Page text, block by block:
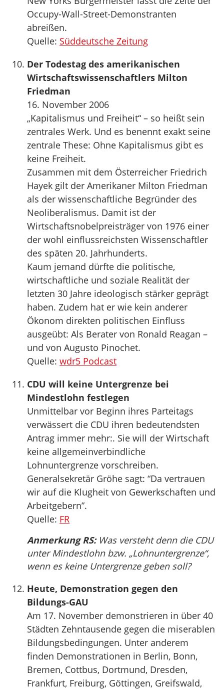
Occupy-Wall-Street-Demonstranten
abreißen.
Quelle: Süddeutsche Zeitung
Der Todestag des amerikanischen
Wirtschaftswissenschaftlers Milton
Friedman
16. November 2006
„Kapitalismus und Freiheit“ – so heißt sein
zentrales Werk. Und es benennt exakt seine
zentrale These: Ohne Kapitalismus gibt es
keine Freiheit.
Zusammen mit dem Österreicher Friedrich
Hayek gilt der Amerikaner Milton Friedman
als der wissenschaftliche Begründer des
Neoliberalismus. Damit ist der
Wirtschaftsnobelpreisträger von 1976 einer
der wohl einflussreichsten Wissenschaftler
des späten 20. Jahrhunderts.
Kaum jemand dürfte die politische,
wirtschaftliche und soziale Realität der
letzten 30 Jahre ideologisch stärker geprägt
haben. Zudem hat er wie kein anderer
Ökonom direkten politischen Einfluss
ausgeübt: Als Berater von Ronald Reagan –
und von Augusto Pinochet.
Quelle: wdr5 Podcast
CDU will keine Untergrenze bei
Mindestlohn festlegen
Unmittelbar vor Beginn ihres Parteitags
verwässert die CDU ihren bedeutendsten
Antrag immer mehr:. Sie will der Wirtschaft
keine allgemeinverbindliche
Lohnuntergrenze vorschreiben.
Generalsekretär Gröhe sagt: “Da vertrauen
wir auf die Klugheit von Gewerkschaften und
Arbeitgebern”.
Quelle: FR
Anmerkung RS:Was versteht denn die CDU
unter Mindestlohn bzw. „Lohnuntergrenze“,
wenn es keine Untergrenze geben soll?
Heute, Demonstration gegen den
Bildungs-GAU
Am 17. November demonstrieren in über 40
Städten Zehntausende gegen die miserablen
Bildungsbedingungen. Unter anderem
finden Demonstrationen in Berlin, Bonn,
Bremen, Cottbus, Dortmund, Dresden,
Frankfurt, Freiburg, Göttingen, Greifswald,